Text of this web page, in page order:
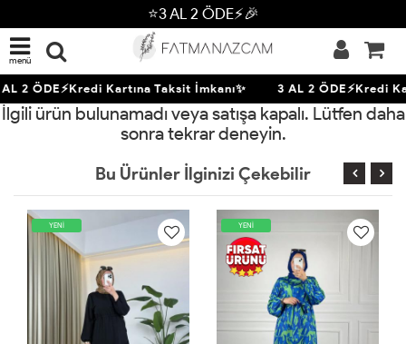
⭐3 AL 2 ÖDE⚡🎉
menü
2 ÖDE⚡Kredi Kartına Taksit İmkanı✨ 3 AL 2 ÖDE⚡Kredi
İlgili ürün bulunamadı veya satışa kapalı. Lütfen daha
sonra tekrar deneyin.
Bu Ürünler İlginizi Çekebilir
YENİ YENİ